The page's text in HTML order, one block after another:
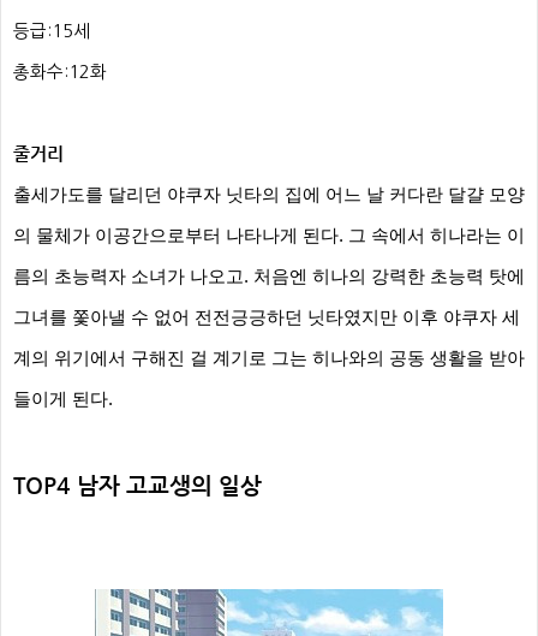
등급:15세
총화수:12화
줄거리
출세가도를 달리던 야쿠자 닛타의 집에 어느 날 커다란 달걀 모양
의 물체가 이공간으로부터 나타나게 된다. 그 속에서 히나라는 이
름의 초능력자 소녀가 나오고. 처음엔 히나의 강력한 초능력 탓에
그녀를 쫓아낼 수 없어 전전긍긍하던 닛타였지만 이후 야쿠자 세
계의 위기에서 구해진 걸 계기로 그는 히나와의 공동 생활을 받아
들이게 된다.
TOP4 남자 고교생의 일상